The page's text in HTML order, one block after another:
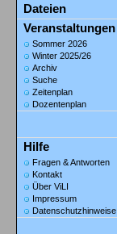
Dateien
Veranstaltungen
Sommer 2026
Winter 2025/26
Archiv
Suche
Zeitenplan
Dozentenplan
Hilfe
Fragen & Antworten
Kontakt
Über ViLI
Impressum
Datenschutzhinweise